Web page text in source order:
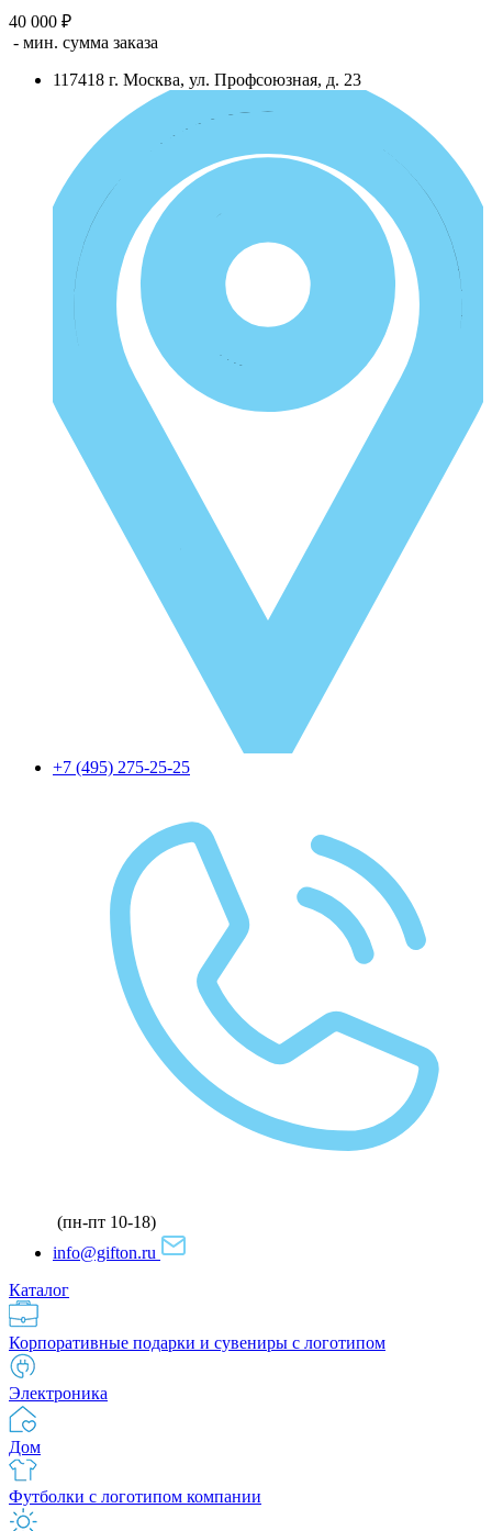
40 000 ₽
- мин. сумма заказа
117418 г. Москва, ул. Профсоюзная, д. 23
+7 (495) 275-25-25
(пн-пт 10-18)
info@gifton.ru
Каталог
Корпоративные подарки и сувениры с логотипом
Электроника
Дом
Футболки с логотипом компании